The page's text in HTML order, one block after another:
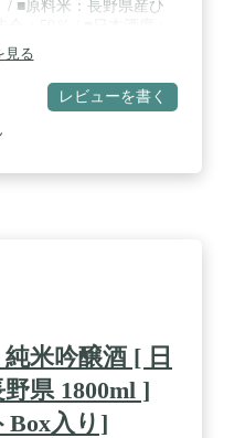
/ ■原料米：長野県産ひ
■製造元：佐久の花酒
見る
レビューを書く
米吟醸酒 [ 日
県 1800ml ]
Box入り]